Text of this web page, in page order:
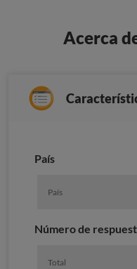
Acerca
País
País
Número de
Total